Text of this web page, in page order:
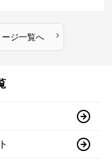
ジ一覧へ ›